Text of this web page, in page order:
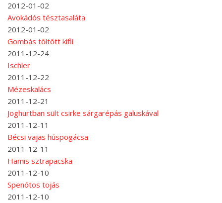
2012-01-02
Avokádós tésztasaláta
2012-01-02
Gombás töltött kifli
2011-12-24
Ischler
2011-12-22
Mézeskalács
2011-12-21
Joghurtban sült csirke sárgarépás galuskával
2011-12-11
Bécsi vajas húspogácsa
2011-12-11
Hamis sztrapacska
2011-12-10
Spenótos tojás
2011-12-10